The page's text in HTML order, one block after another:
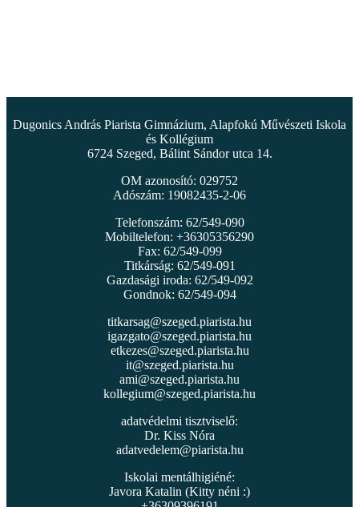
Dugonics András Piarista Gimnázium, Alapfokú Művészeti Iskola
és Kollégium
6724 Szeged, Bálint Sándor utca 14.
OM azonosító: 029752
Adószám: 19082435-2-06
Telefonszám: 62/549-090
Mobiltelefon: +36305356290
Fax: 62/549-099
Titkárság: 62/549-091
Gazdasági iroda: 62/549-092
Gondnok: 62/549-094
titkarsag@szeged.piarista.hu
igazgato@szeged.piarista.hu
etkezes@szeged.piarista.hu
it@szeged.piarista.hu
ami@szeged.piarista.hu
kollegium@szeged.piarista.hu
adatvédelmi tisztviselő:
Dr. Kiss Nóra
adatvedelem@piarista.hu
Iskolai mentálhigiéné:
Javora Katalin (Kitty néni :)